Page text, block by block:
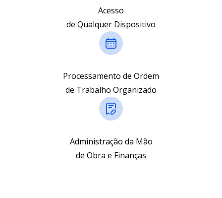
Acesso
de Qualquer Dispositivo
Processamento de Ordem
de Trabalho Organizado
Administração da Mão
de Obra e Finanças